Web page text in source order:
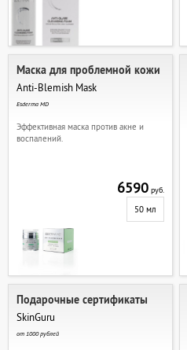
Маска для проблемной кожи
Anti-Blemish Mask
Esderma MD
Эффективная маска против акне и
воспалений.
6590руб.
50 мл
Подарочные сертификаты
SkinGuru
от 1000 рублей